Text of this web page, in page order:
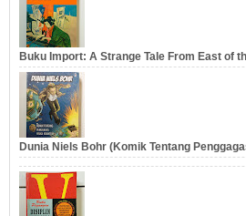
Buku Import: A Strange Tale From East of
Dunia Niels Bohr (Komik Tentang